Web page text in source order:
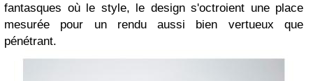
fantasques où le style, le design s'octroient une place
mesurée pour un rendu aussi bien vertueux que
pénétrant.